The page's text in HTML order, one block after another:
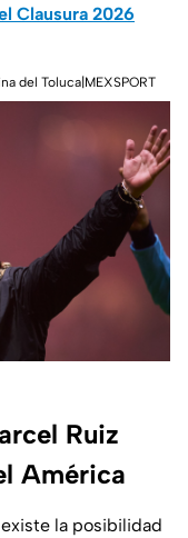
Clausura 2026
del Toluca|MEXSPORT
Ruiz
América
existe la posibilidad